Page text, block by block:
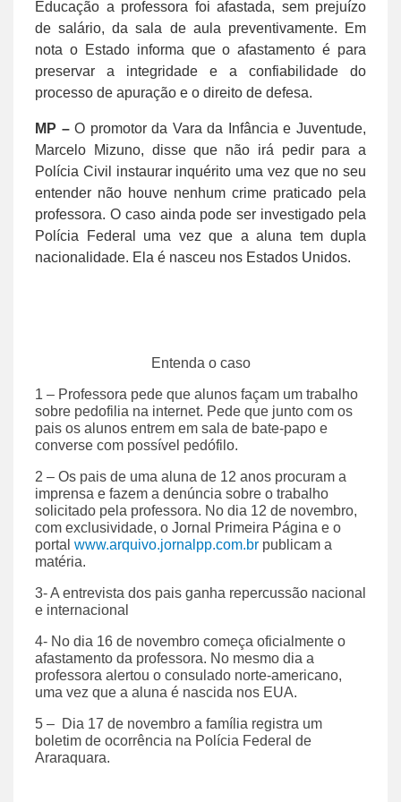
Educação a professora foi afastada, sem prejuízo
de salário, da sala de aula preventivamente. Em
nota o Estado informa que o afastamento é para
preservar a integridade e a confiabilidade do
processo de apuração e o direito de defesa.
MP –O promotor da Vara da Infância e Juventude,
Marcelo Mizuno, disse que não irá pedir para a
Polícia Civil instaurar inquérito uma vez que no seu
entender não houve nenhum crime praticado pela
professora. O caso ainda pode ser investigado pela
Polícia Federal uma vez que a aluna tem dupla
nacionalidade. Ela é nasceu nos Estados Unidos.
Entenda o caso
1 – Professora pede que alunos façam um trabalho
sobre pedofilia na internet. Pede que junto com os
pais os alunos entrem em sala de bate-papo e
converse com possível pedófilo.
2 – Os pais de uma aluna de 12 anos procuram a
imprensa e fazem a denúncia sobre o trabalho
solicitado pela professora. No dia 12 de novembro,
com exclusividade, o Jornal Primeira Página e o
portal www.arquivo.jornalpp.com.br publicam a
matéria.
3- A entrevista dos pais ganha repercussão nacional
e internacional
4- No dia 16 de novembro começa oficialmente o
afastamento da professora. No mesmo dia a
professora alertou o consulado norte-americano,
uma vez que a aluna é nascida nos EUA.
5 – Dia 17 de novembro a família registra um
boletim de ocorrência na Polícia Federal de
Araraquara.